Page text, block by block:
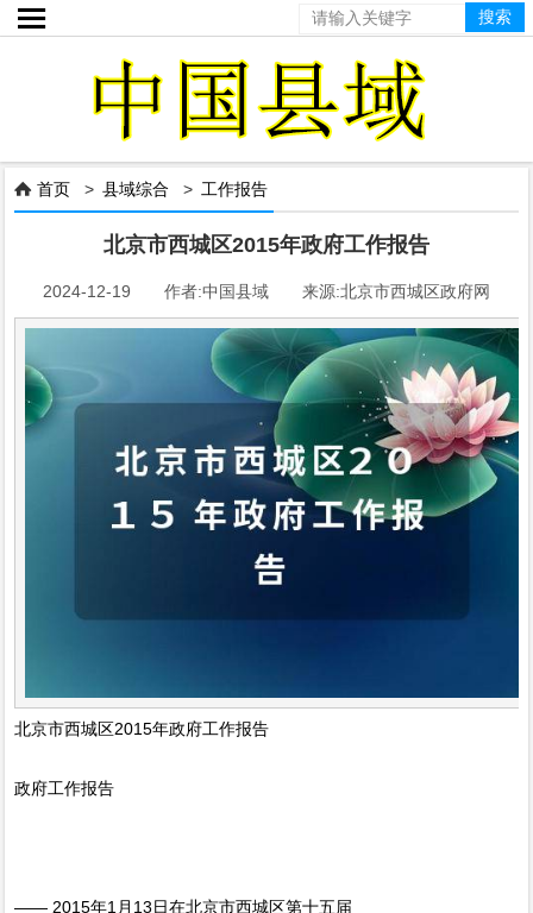

 首页 >县域综合 > 工作报告
北京市西城区2015年政府工作报告
2024-12-19 作者:中国县域 来源:北京市西城区政府网
北京市西城区2015年政府工作报告
政府工作报告
—— 2015年1月13日在北京市西城区第十五届